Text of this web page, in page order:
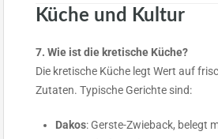
Küche und Kultur
7. Wie ist die kretische Küche?
Die kretische Küche legt Wert auf
Zutaten. Typische Gerichte sind:
Dakos: Gerste-Zwieback, belegt